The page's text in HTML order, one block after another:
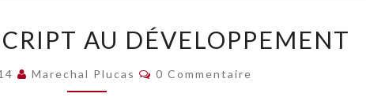
DU
SCRIPT
AU
AU DÉVELOPPEMENT
Marechal Plucas Commentaires
0 Commentaire